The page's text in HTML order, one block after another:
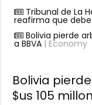
Tribunal de La
reafirma que debe
Bolivia pierde
a BBVA| Economy
Bolivia
$us 105